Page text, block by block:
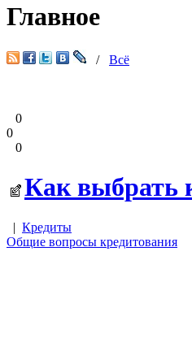
Главное
/ Всё
0
0
0
Как выбрать
| Кредиты
Общие вопросы кредитования